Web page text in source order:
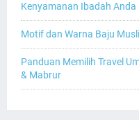
Kenyamanan Ibadah Anda
Motif dan Warna Baju
Panduan Memilih Travel
& Mabrur